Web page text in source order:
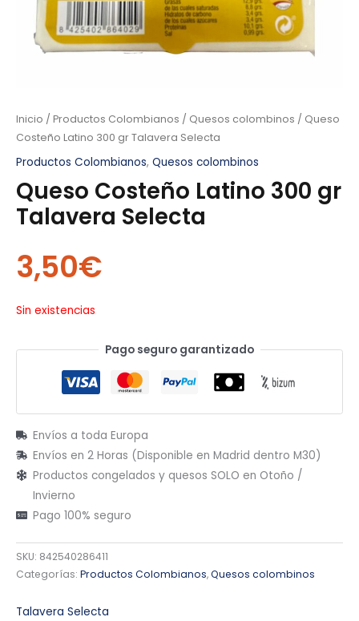
Inicio / Productos Colombianos / Quesos colombinos / Queso
Costeño Latino 300 gr Talavera Selecta
Productos Colombianos, Quesos colombinos
Queso Costeño Latino 300 gr
Talavera Selecta
3,50€
Sin existencias
Pago seguro garantizado
Envíos a toda Europa
Envíos en 2 Horas (Disponible en Madrid dentro M30)
Productos congelados y quesos SOLO en Otoño /
Invierno
Pago 100% seguro
SKU: 842540286411
Categorías: Productos Colombianos,Quesos colombinos
Talavera Selecta